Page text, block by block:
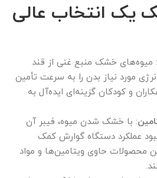
یک انتخاب عالی
: میوه‌های خشک منبع غنی از قند
مورد نیاز بدن را به سرعت تأمین
و کودکان گزینه‌ای ایده‌آل به
: با خشک شدن میوه، فیبر آن
عملکرد دستگاه گوارش کمک
محصولات حاوی ویتامین‌ها و مواد